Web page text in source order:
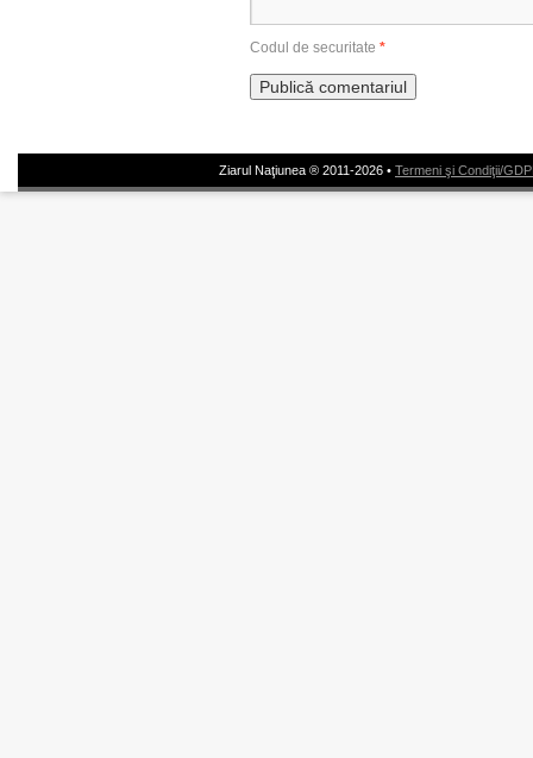
Codul de securitate *
Ziarul Naţiunea ® 2011-2026 • Termeni şi Condiţii/